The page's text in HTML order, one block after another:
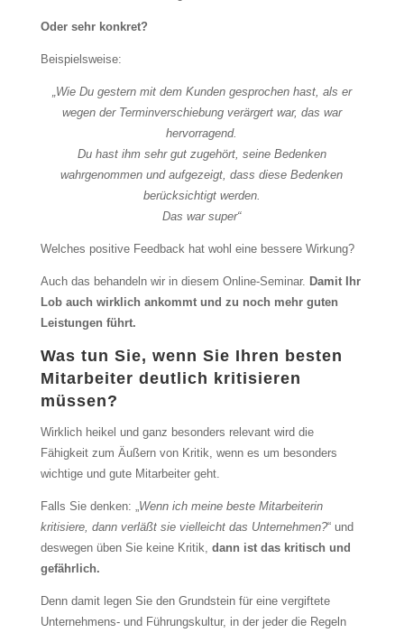
Oder sehr konkret?
Beispielsweise:
„Wie Du gestern mit dem Kunden gesprochen hast, als er
wegen der Terminverschiebung verärgert war, das war
hervorragend.
Du hast ihm sehr gut zugehört, seine Bedenken
wahrgenommen und aufgezeigt, dass diese Bedenken
berücksichtigt werden.
Das war super“
Welches positive Feedback hat wohl eine bessere Wirkung?
Auch das behandeln wir in diesem Online-Seminar. Damit Ihr
Lob auch wirklich ankommt und zu noch mehr guten
Leistungen führt.
Was tun Sie, wenn Sie Ihren besten
Mitarbeiter deutlich kritisieren
müssen?
Wirklich heikel und ganz besonders relevant wird die
Fähigkeit zum Äußern von Kritik, wenn es um besonders
wichtige und gute Mitarbeiter geht.
Falls Sie denken: „Wenn ich meine beste Mitarbeiterin
kritisiere, dann verläßt sie vielleicht das Unternehmen?“ und
deswegen üben Sie keine Kritik, dann ist das kritisch und
gefährlich.
Denn damit legen Sie den Grundstein für eine vergiftete
Unternehmens- und Führungskultur, in der jeder die Regeln